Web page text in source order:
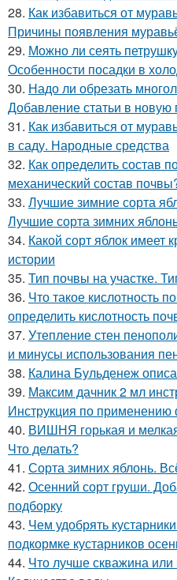
28. Как избавиться от
Причины появления
29. Можно ли сеять
Особенности посадки в
30. Надо ли обрезать
Добавление статьи в новую
31. Как избавиться от
в саду. Народные средства
32. Как определить состав
механический состав
33. Лучшие зимние сорта
Лучшие сорта зимних
34. Какой сорт яблок имеет
истории
35. Тип почвы на участке.
36. Что такое кислотность
определить кислотность
37. Утепление стен
и минусы использования
38. Калина Бульденеж
39. Максим дачник 2 мл
Инструкция по
40. ВИШНЯ горькая и
Что делать?
41. Сорта зимних яблонь.
42. Осенний сорт груши.
подборку
43. Чем удобрять
подкормке кустарников
44. Что лучше скважина